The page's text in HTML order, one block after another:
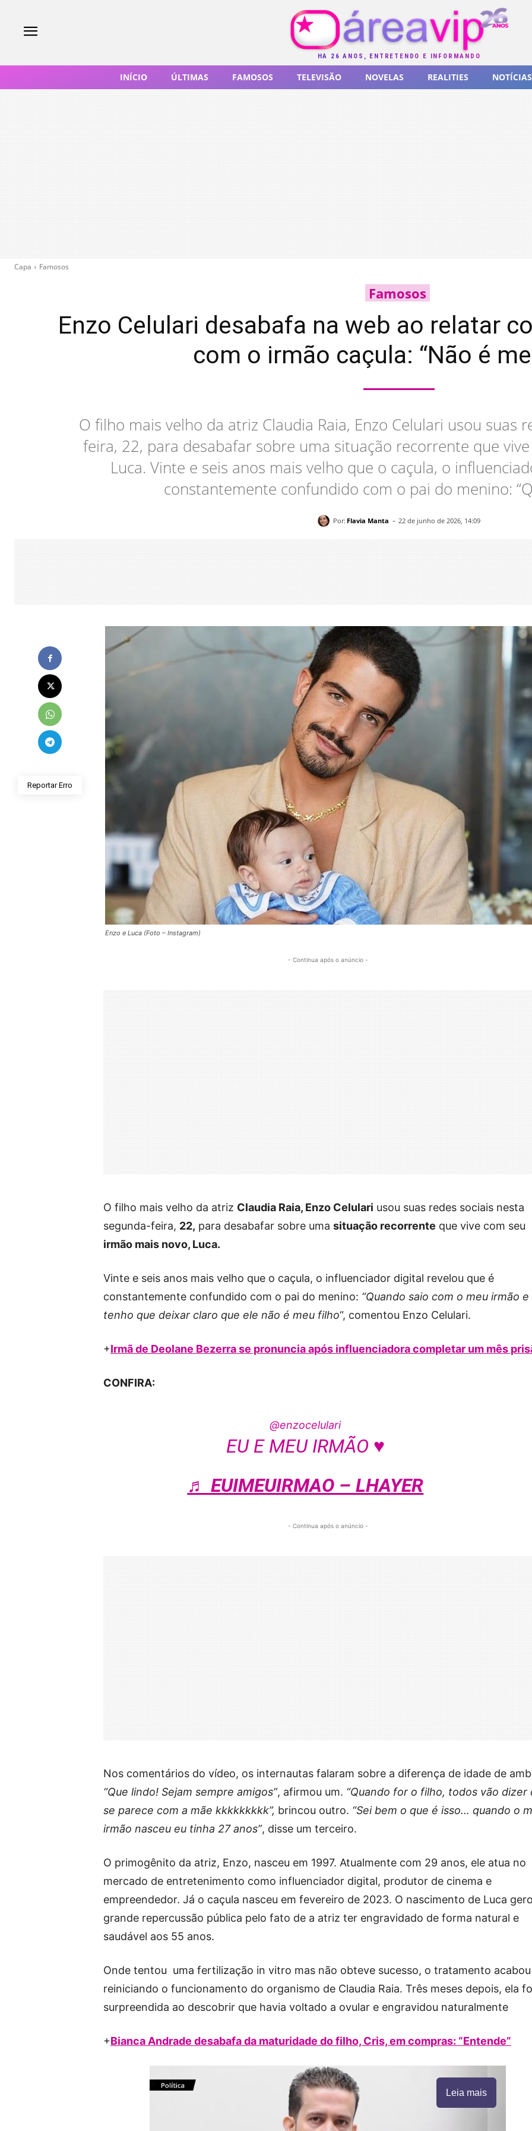
HÁ 26 ANOS, ENTRETENDO E INFORMANDO
INÍCIO ÚLTIMAS FAMOSOS TELEVISÃO NOVELAS REALITIES NOTÍCIAS
Capa Famosos
Famosos
Enzo Celulari desabafa na web ao relatar
com o irmão caçula: “Não é
O filho mais velho da atriz Claudia Raia, Enzo Celulari usou suas
feira, 22, para desabafar sobre uma situação recorrente que
Luca. Vinte e seis anos mais velho que o caçula, o
constantemente confundido com o pai do menino:
Por: Flavia Manta - 22 de junho de 2026, 14:09
Reportar Erro
Enzo e Luca (Foto – Instagram)
- Continua após o anúncio -
O filho mais velho da atriz Claudia Raia, Enzo Celulari usou suas redes sociais nesta
segunda-feira, 22, para desabafar sobre uma situação recorrente que vive com seu
irmão mais novo, Luca.
Vinte e seis anos mais velho que o caçula, o influenciador digital revelou que é
constantemente confundido com o pai do menino: “Quando saio com o meu irmão e
tenho que deixar claro que ele não é meu filho“, comentou Enzo Celulari.
+Irmã de Deolane Bezerra se pronuncia após influenciadora completar um mês
CONFIRA:
@enzocelulari
EU E MEU IRMÃO ♥️
♬ EUIMEUIRMAO – LHAYER
- Continua após o anúncio -
Nos comentários do vídeo, os internautas falaram sobre a diferença de idade de
“Que lindo! Sejam sempre amigos”, afirmou um. “Quando for o filho, todos vão dizer
se parece com a mãe kkkkkkkkk”, brincou outro. “Sei bem o que é isso… quando o
irmão nasceu eu tinha 27 anos”, disse um terceiro.
O primogênito da atriz, Enzo, nasceu em 1997. Atualmente com 29 anos, ele atua no
mercado de entretenimento como influenciador digital, produtor de cinema e
empreendedor. Já o caçula nasceu em fevereiro de 2023. O nascimento de Luca
grande repercussão pública pelo fato de a atriz ter engravidado de forma natural e
saudável aos 55 anos.
Onde tentou uma fertilização in vitro mas não obteve sucesso, o tratamento acabou
reiniciando o funcionamento do organismo de Claudia Raia. Três meses depois, ela
surpreendida ao descobrir que havia voltado a ovular e engravidou naturalmente
+Bianca Andrade desabafa da maturidade do filho, Cris, em compras: “Entende”
Leia mais